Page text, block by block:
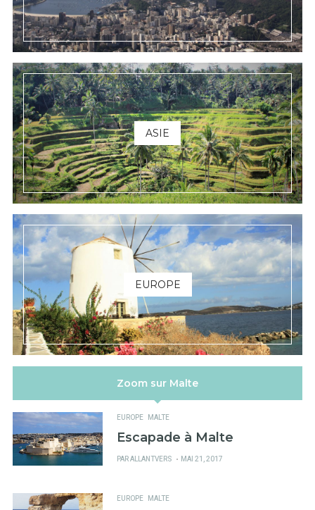
ASIE
EUROPE
Zoom sur Malte
EUROPE MALTE
Escapade à Malte
PARALLANTVERS
PUBLIÉ
MAI 21, 2017
EUROPE MALTE